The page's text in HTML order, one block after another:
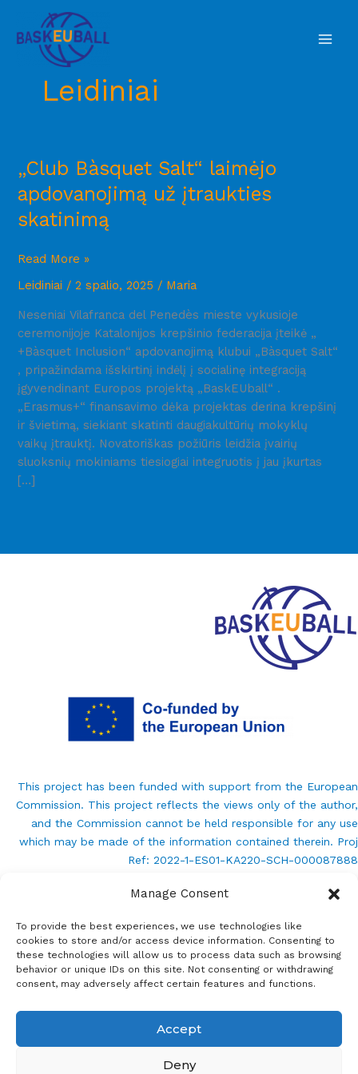
Manage Consent
To provide the best experiences, we use technologies like
cookies to store and/or access device information. Consenting to
these technologies will allow us to process data such as browsing
behavior or unique IDs on this site. Not consenting or withdrawing
consent, may adversely affect certain features and functions.
Accept
Deny
turinio
Leidiniai
„Club Bàsquet Salt“ laimėjo
apdovanojimą už įtraukties
skatinimą
„Club
Bàsquet
Salt“
laimėjo
už
skatinimą
Read More »
Leidiniai /2 spalio, 2025 / Maria
Neseniai Vilafranca del Penedès mieste vykusioje
ceremonijoje Katalonijos krepšinio federacija įteikė „
+Bàsquet Inclusion“ apdovanojimą klubui „Bàsquet Salt“
, pripažindama išskirtinį indėlį į socialinę integraciją
įgyvendinant Europos projektą „BaskEUball“ .
„Erasmus+“ finansavimo dėka projektas derina krepšinį
ir švietimą, siekiant skatinti daugiakultūrių mokyklų
vaikų įtrauktį. Novatoriškas požiūris leidžia įvairių
sluoksnių mokiniams tiesiogiai integruotis į jau įkurtas
[…]
This project has been funded with support from the European
Commission. This project reflects the views only of the author,
and the Commission cannot be held responsible for any use
which may be made of the information contained therein. Proj
Ref: 2022-1-ES01-KA220-SCH-000087888
info@baskeuball.eu
Copyright © 2026 Baskeuball Project